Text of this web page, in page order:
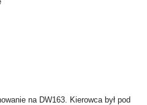
na DW163. Kierowca był pod